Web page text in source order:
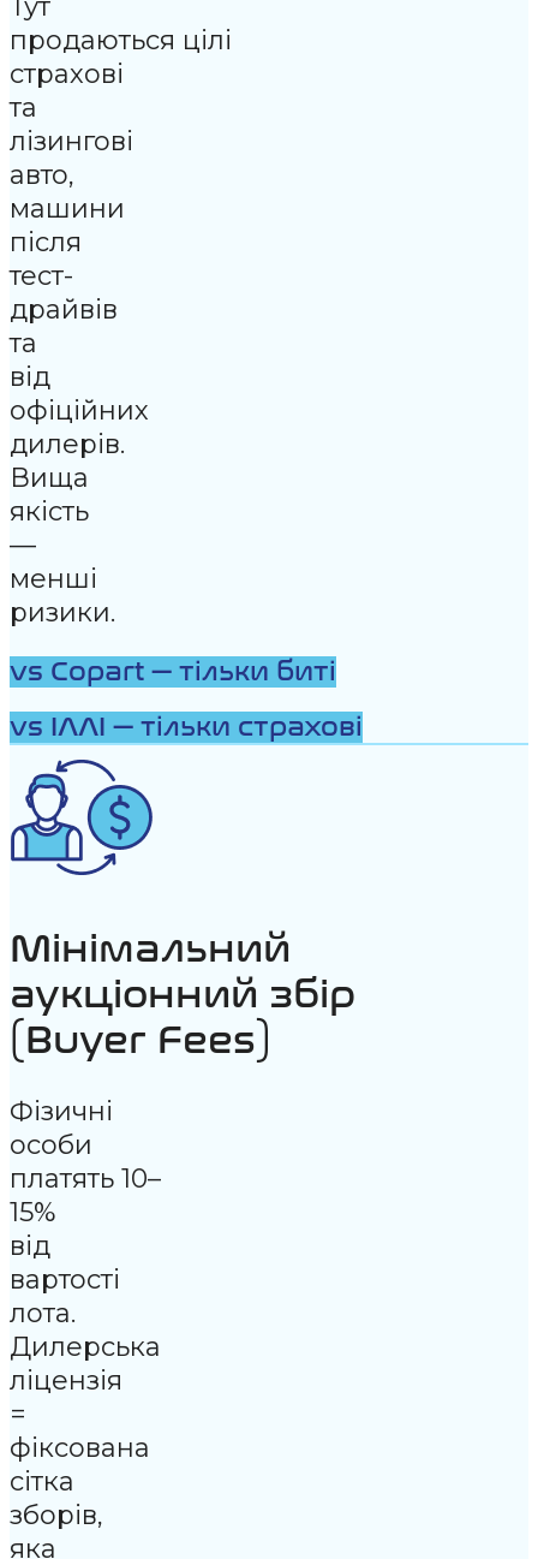
продаються цілі
страхові
та
лізингові
авто,
машини
після
тест-
драйвів
та
від
офіційних
дилерів.
Вища
якість
—
менші
ризики.
vs Copart — тільки биті
vs IAAI — тільки страхові
Мінімальний
аукціонний збір
(Buyer Fees)
Фізичні
особи
платять 10–
15%
від
вартості
лота.
Дилерська
ліцензія
=
фіксована
сітка
зборів,
яка